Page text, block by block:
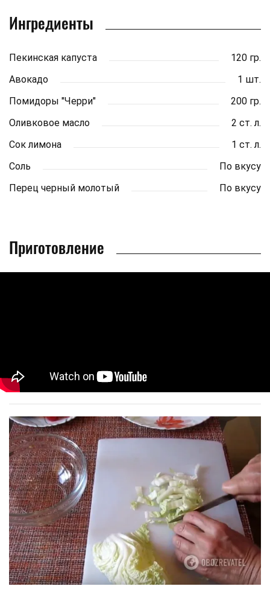
Ингредиенты
Пекинская капуста
120 гр.
Авокадо
1 шт.
Помидоры "Черри"
200 гр.
Оливковое масло
2 ст. л.
Сок лимона
1 ст. л.
Соль
По вкусу
Перец черный молотый
По вкусу
Приготовление